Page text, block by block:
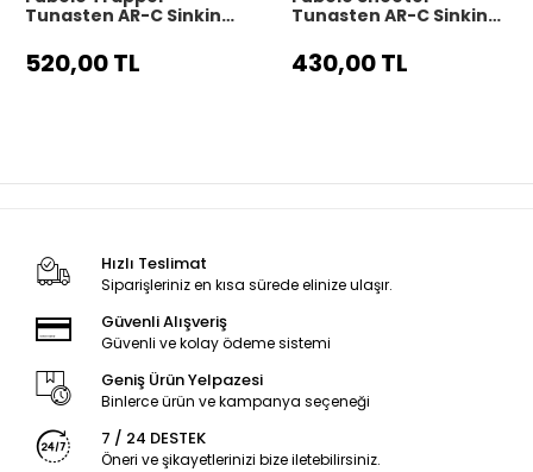
Tungsten AR-C Sinking
- Yellow Killer
520,00 TL
Tungsten AR-C Sinking
Mor Kafa
430,00 TL
Hızlı Teslimat
Siparişleriniz en kısa sürede elinize ulaşır.
Güvenli Alışveriş
Güvenli ve kolay ödeme sistemi
Geniş Ürün Yelpazesi
Binlerce ürün ve kampanya seçeneği
7 / 24 DESTEK
Öneri ve şikayetlerinizi bize iletebilirsiniz.